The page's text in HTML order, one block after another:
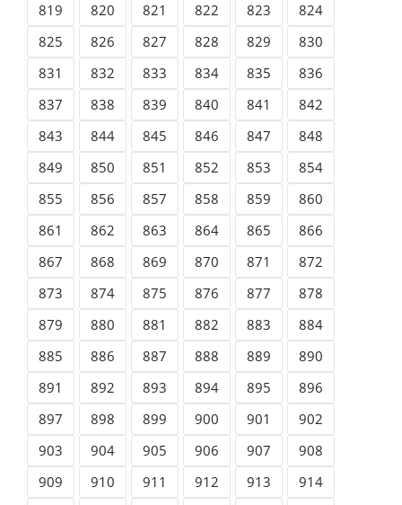
819
820 821 822 823
824
825
826 827 828 829
830
831
832 833 834 835
836
837
838 839 840 841
842
843
844 845 846 847
848
849
850 851 852 853
854
855
856 857 858 859
860
861
862 863 864 865
866
867
868 869 870 871
872
873
874 875 876 877
878
879
880 881 882 883
884
885
886 887 888 889
890
891
892 893 894 895
896
897
898 899 900 901
902
903
904 905 906 907
908
909
910 911 912 913
914